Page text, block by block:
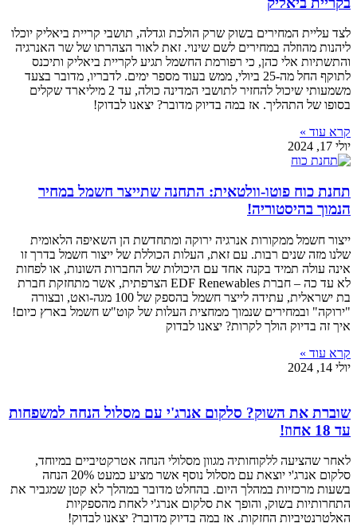
לצד עליית המחירים בשוק שרק הולכת וגדלה, תושבי קריית ביאליק יוכלו
ליהנות מהוזלה במחירים לשם שינוי. זאת לאור הצהרתו של שר האנרגיה
והתשתיות אלי כהן, כי רפורמת החשמל תגיע לקריית ביאליק ותיכנס
לתוקף החל מה-25 ביולי, ממש בעוד מספר ימים. לדבריו, מדובר בצעד
משמעותי שיכול להחזיר לתושבי המדינה כולה, עד 2 מיליארד שקלים
בסופו של התהליך. אז במה בדיוק מדובר? יצאנו לבדוק!
קרא עוד »
יולי 17, 2024
תחנת כוח פוטו-וולטאית: התחנה שתייצר חשמל במחיר
הנמוך בהיסטוריה!
ייצור חשמל ממקורות אנרגיה ירוקה ומתחדשת הן השאיפה הלאומית
שלנו מזה שנים רבות. עם זאת, העלות הכוללת של ייצור חשמל בדרך זו
אינה עולה תמיד בקנה אחד עם היכולות של החברות השונות, או לפחות
לא עד כה – חברת EDF Renewables הצרפתית, אשר מתחזקת חברת
בת ישראלית, עתידה לייצר חשמל בהספק של 100 מגה-ואט, ובצורה
"ירוקה" ובמחירים שנמוך ממחצית העלות של קוט"ש חשמל בארץ כיום!
איך זה בדיוק הולך לקרות? יצאנו לבדוק
קרא עוד »
יולי 14, 2024
שוברת את השוק? סלקום אנרג'י עם מסלול הנחה למשפחות
עד 18 אחוז!
לאחר שהציעה ללקוחותיה מגוון מסלולי הנחה אטרקטיביים במיוחד,
סלקום אנרג'י יוצאת עם מסלול נוסף אשר מציע כמעט 20% הנחה
בשעות מרכזיות במהלך היום. בהחלט מדובר במהלך לא קטן שמגביר את
התחרותיות בשוק, והופך את סלקום אנרג'י לאחת מהספקיות
האלטרנטיביות החזקות. אז במה בדיוק מדובר? יצאנו לבדוק!